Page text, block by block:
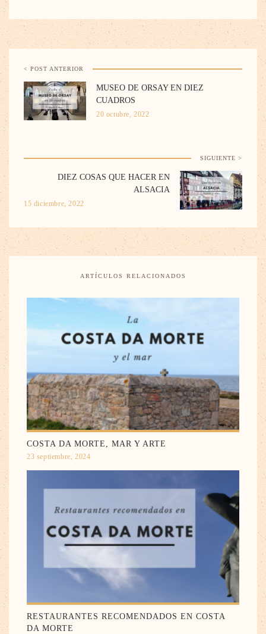
< POST ANTERIOR
MUSEO DE ORSAY EN DIEZ
CUADROS
20 octubre, 2022
SIGUIENTE >
DIEZ COSAS QUE HACER EN
ALSACIA
15 diciembre, 2022
ARTÍCULOS RELACIONADOS
COSTA DA MORTE, MAR Y ARTE
23 septiembre, 2024
RESTAURANTES RECOMENDADOS EN COSTA
DA MORTE